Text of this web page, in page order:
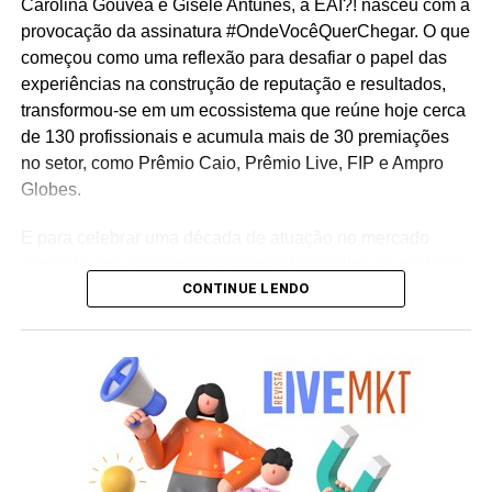
Carolina Gouvêa e Gisele Antunes, a EAÍ?! nasceu com a
provocação da assinatura #OndeVocêQuerChegar. O que
começou como uma reflexão para desafiar o papel das
experiências na construção de reputação e resultados,
transformou-se em um ecossistema que reúne hoje cerca
de 130 profissionais e acumula mais de 30 premiações
no setor, como Prêmio Caio, Prêmio Live, FIP e Ampro
Globes.
do live marketing e da comunicação corporativa, a
iniciativa reflete a premissa de que cada projeto, mesmo
após uma década de consolidação no mercado,
permanece sendo uma oportunidade única para
desenhar o futuro e criar conexões memoráveis entre
marcas e pessoas.
CONTINUE LENDO